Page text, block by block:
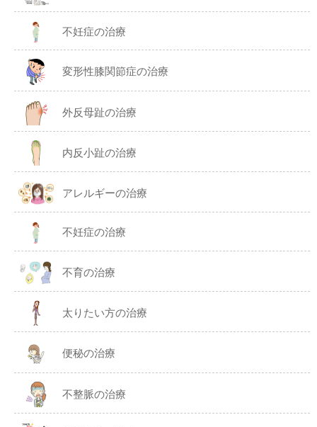
不妊症の治療
変形性膝関節症の治療
外反母趾の治療
内反小趾の治療
アレルギーの治療
不妊症の治療
不育の治療
太りたい方の治療
便秘の治療
不整脈の治療